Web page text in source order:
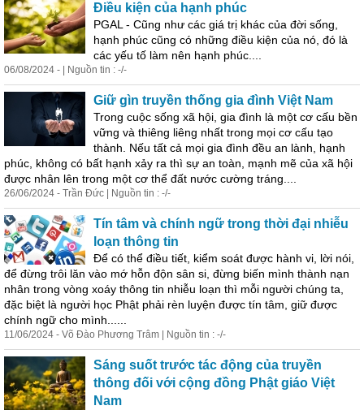
Điều kiện của hạnh phúc
PGAL - Cũng như các giá trị khác của đời sống,
hạnh phúc cũng có những điều kiện của nó, đó là
các yếu tố làm nên hạnh phúc....
06/08/2024 - | Nguồn tin : -/-
Giữ gìn truyền thống gia đình Việt Nam
Trong cuộc sống xã hội, gia đình là một cơ cấu bền
vững và thiêng liêng nhất trong mọi cơ cấu tạo
thành. Nếu tất cả mọi gia đình đều an lành, hạnh
phúc, không có bất hạnh xảy ra thì sự an toàn, mạnh mẽ của xã hội
được nhân lên trong một cơ thể đất nước cường tráng....
26/06/2024 - Trần Đức | Nguồn tin : -/-
Tín tâm và chính ngữ trong thời đại nhiễu
loạn thông tin
Để có thể điều tiết, kiểm soát được hành vi, lời nói,
để đừng trôi lăn vào mớ hỗn độn sân si, đừng biến mình thành nạn
nhân trong vòng xoáy thông tin nhiễu loạn thì mỗi người chúng ta,
đặc biệt là người học Phật phải rèn luyện được tín tâm, giữ được
chính ngữ cho mình......
11/06/2024 - Võ Đào Phương Trâm | Nguồn tin : -/-
Sáng suốt trước tác động của truyền
thông đối với cộng đồng Phật giáo Việt
Nam